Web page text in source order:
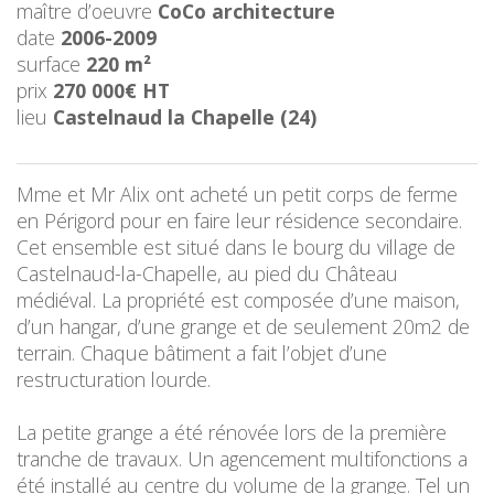
maître d’oeuvre CoCo architecture
date 2006-2009
surface 220 m²
prix 270 000€ HT
lieu Castelnaud la Chapelle (24)
Mme et Mr Alix ont acheté un petit corps de ferme
en Périgord pour en faire leur résidence secondaire.
Cet ensemble est situé dans le bourg du village de
Castelnaud-la-Chapelle, au pied du Château
médiéval. La propriété est composée d’une maison,
d’un hangar, d’une grange et de seulement 20m2 de
terrain. Chaque bâtiment a fait l’objet d’une
restructuration lourde.
La petite grange a été rénovée lors de la première
tranche de travaux. Un agencement multifonctions a
été installé au centre du volume de la grange. Tel un